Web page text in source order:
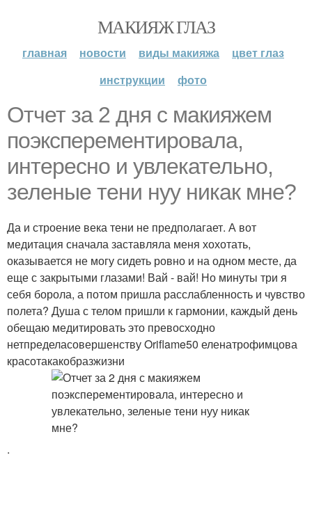
МАКИЯЖ ГЛАЗ
главная новости виды макияжа
цвет глаз
инструкции
фото
Отчет за 2 дня с макияжем
поэксперементировала,
интересно и увлекательно,
зеленые тени нуу никак мне?
Да и строение века тени не предполагает. А вот
медитация сначала заставляла меня хохотать,
оказывается не могу сидеть ровно и на одном месте, да
еще с закрытыми глазами! Вай - вай! Но минуты три я
себя борола, а потом пришла расслабленность и чувство
полета? Душа с телом пришли к гармонии, каждый день
обещаю медитировать это превосходно
нетпределасовершенству Oriflame50 еленатрофимцова
красотакакобразжизни
.